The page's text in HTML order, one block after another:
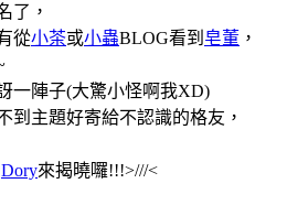
了，
從小茶或小蟲BLOG看到 皂董 ，
一陣子(大驚小怪啊我XD)
到主題好寄給不認識的格友，
Dory來揭曉囉!!!>///<